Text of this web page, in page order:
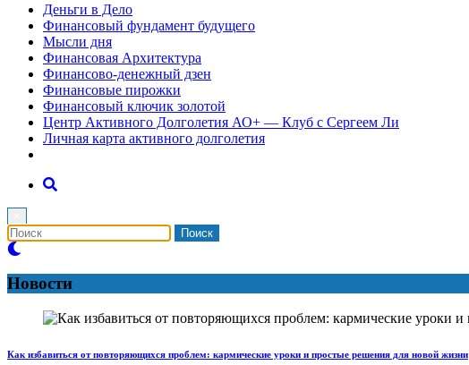
Деньги в Дело
Финансовый фундамент будущего
Мысли дня
Финансовая Архитектура
Финансово-денежный дзен
Финансовые пирожки
Финансовый ключик золотой
Центр Активного Долголетия АО+ — Клуб с Сергеем Ли
Личная карта активного долголетия
Новости
Как избавиться от повторяющихся проблем: кармические уроки и простые решения для новой жизни